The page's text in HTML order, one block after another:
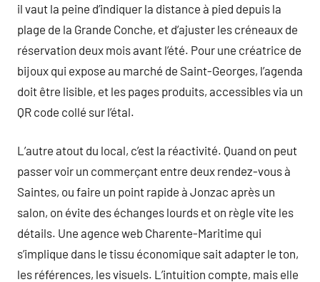
il vaut la peine d’indiquer la distance à pied depuis la
plage de la Grande Conche, et d’ajuster les créneaux de
réservation deux mois avant l’été. Pour une créatrice de
bijoux qui expose au marché de Saint-Georges, l’agenda
doit être lisible, et les pages produits, accessibles via un
QR code collé sur l’étal.
L’autre atout du local, c’est la réactivité. Quand on peut
passer voir un commerçant entre deux rendez-vous à
Saintes, ou faire un point rapide à Jonzac après un
salon, on évite des échanges lourds et on règle vite les
détails. Une agence web Charente-Maritime qui
s’implique dans le tissu économique sait adapter le ton,
les références, les visuels. L’intuition compte, mais elle